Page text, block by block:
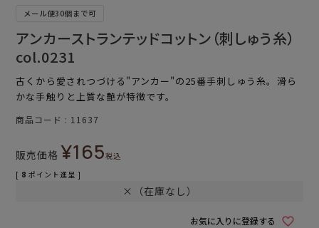
メール便30個まで可
アンカーストランテッドコットン（刺しゅう糸）
col.0231
古くから愛されつづける"アンカー"の25番手刺しゅう糸。滑ら
かな手触りと上質な艶が特徴です。
商品コード 11637
販売価格 ¥165税込
[ 8 ポイント進呈 ]
×（在庫なし）
お気に入りに登録する